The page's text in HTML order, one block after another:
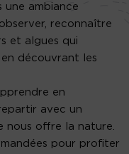
une ambiance
reconnaître
et algues qui
découvrant les
en
avec un
nous offre la nature.
pour profiter